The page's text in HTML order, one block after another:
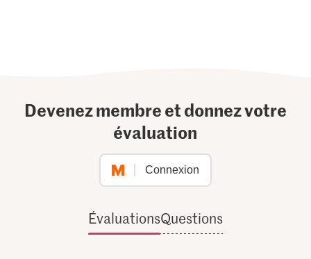
Devenez membre et donnez votre
évaluation
Connexion
ÉvaluationsQuestions